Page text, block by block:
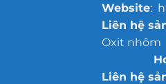
Website:
Liên hệ
Oxit nhôm
Liên hệ